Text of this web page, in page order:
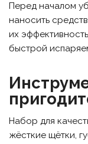
Перед началом
наносить
их
быстрой
Набор для
жёсткие щётки,